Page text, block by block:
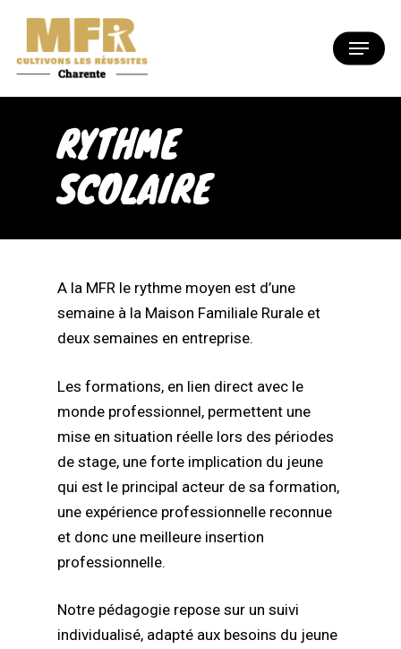
main
Menu
RYTHME
SCOLAIRE
A la MFR le rythme moyen est d’une
semaine à la Maison Familiale Rurale et
deux semaines en entreprise.
Les formations, en lien direct avec le
monde professionnel, permettent une
mise en situation réelle lors des périodes
de stage, une forte implication du jeune
qui est le principal acteur de sa formation,
une expérience professionnelle reconnue
et donc une meilleure insertion
professionnelle.
Notre pédagogie repose sur un suivi
individualisé, adapté aux besoins du jeune
Close